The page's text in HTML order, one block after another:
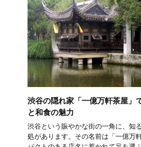
渋谷の隠れ家「一億万軒茶屋」
と和食の魅力
渋谷という賑やかな街の一角に、知
処があります。その名前は「一億万